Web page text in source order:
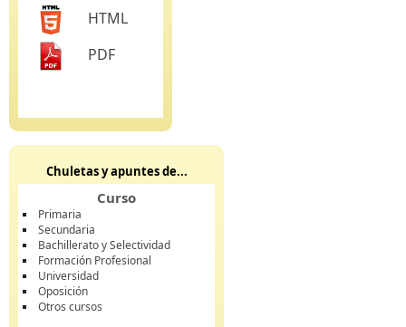
HTML
PDF
Chuletas y apuntes de...
Curso
Primaria
Secundaria
Bachillerato y Selectividad
Formación Profesional
Universidad
Oposición
Otros cursos